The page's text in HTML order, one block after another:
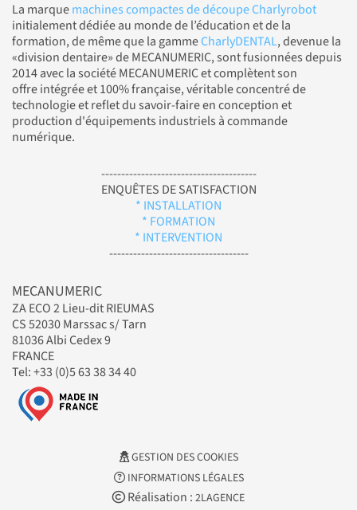
La marquemachines compactes de découpe Charlyrobot
initialement dédiée au monde de l’éducation et de la
formation, de même que la gammeCharlyDENTAL, devenue la
«division dentaire» de MECANUMERIC, sont fusionnées depuis
2014 avec la société MECANUMERIC et complètent son
offre intégrée et 100% française, véritable concentré de
technologie et reflet du savoir-faire en conception et
production d'équipements industriels à commande
numérique.
---------------------------------------
ENQUÊTES DE SATISFACTION
* INSTALLATION
* FORMATION
* INTERVENTION
-----------------------------------
MECANUMERIC
ZA ECO 2 Lieu-dit RIEUMAS
CS 52030 Marssac s/ Tarn
81036 Albi Cedex 9
FRANCE
Tel: +33 (0)5 63 38 34 40
GESTION DES COOKIES
INFORMATIONS LÉGALES
Réalisation : 2LAGENCE